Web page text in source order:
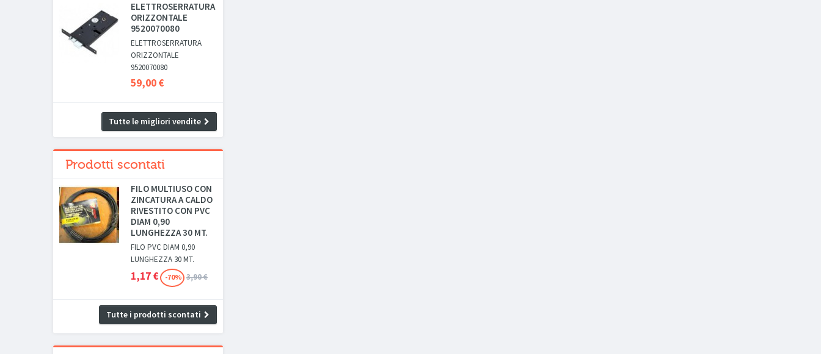
ELETTROSERRATURA
ORIZZONTALE
9520070080
ELETTROSERRATURA
ORIZZONTALE
9520070080
59,00 €
Tutte le migliori vendite
Prodotti scontati
FILO MULTIUSO CON
ZINCATURA A CALDO
RIVESTITO CON PVC
DIAM 0,90
LUNGHEZZA 30 MT.
FILO PVC DIAM 0,90
LUNGHEZZA 30 MT.
1,17 € -70% 3,90 €
Tutte i prodotti scontati